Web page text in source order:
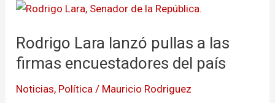
Rodrigo Lara lanzó pullas a las
firmas encuestadores del país
Noticias, Política / Mauricio Rodriguez
Rodrigo
lanzó
pullas
las